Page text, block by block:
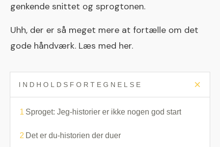
genkende snittet og sprogtonen.
Uhh, der er så meget mere at fortælle om det
gode håndværk. Læs med her.
INDHOLDSFORTEGNELSE
1 Sproget: Jeg-historier er ikke nogen god start
2 Det er du-historien der duer